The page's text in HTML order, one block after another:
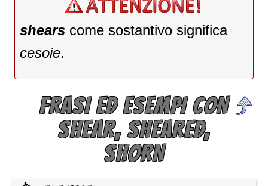
shears come sostantivo significa
cesoie.
FRASI ED ESEMPI CON
SHEAR, SHEARED,
SHORN